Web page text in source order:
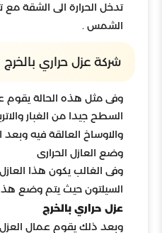
تدخل الحرارة الى الشقة
الشمس .
شركة عزل حراري بالخرج
وفى مثل هذه الحالة يقوم
السطح جيدا من الغبار
والاوساخ العالقة فيه
وضع العازل الحرارى
وفى الغالب يكون هذا
السيلتون حيث يتم وضع
عزل حراري بالخرج
وبعد ذلك يقوم عمال العزل